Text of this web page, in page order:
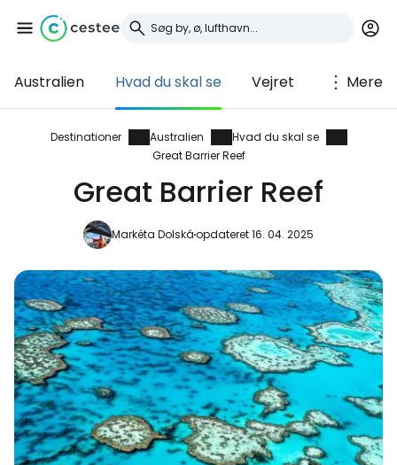
Australien Hvad du skal se Vejret Mere
Destinationer Australien
Hvad du skal se
Great Barrier Reef
Great Barrier Reef
Markéta Dolskáopdateret 16. 04. 2025
Log ind på Cestee
... det verdensomspændende
rejsefællesskab
Fortsæt med Facebook
Fortsæt med e-mail